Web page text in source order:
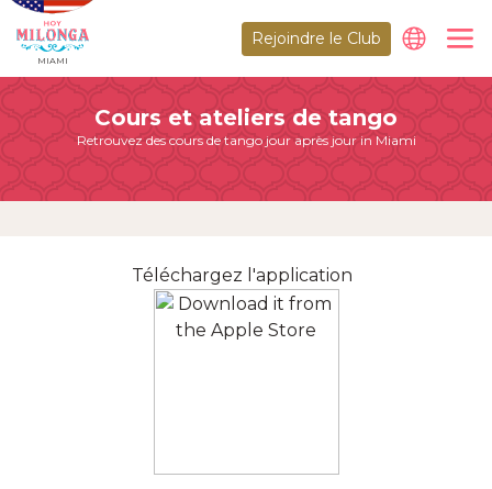
MIAMI
Rejoindre le Club
Cours et ateliers de tango
Retrouvez des cours de tango jour après jour in Miami
Téléchargez l'application